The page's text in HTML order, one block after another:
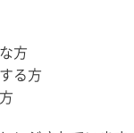
方
る方